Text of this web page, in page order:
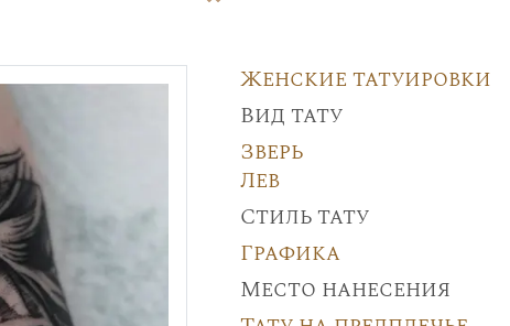
Женские татуировки
Вид тату
Зверь
Лев
Стиль тату
Графика
Место нанесения